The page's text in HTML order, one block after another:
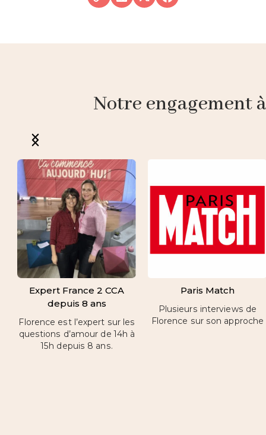
Notre engagement
Expert France 2 CCA
depuis 8 ans
Florence est l’expert sur les
questions d’amour de 14h à
15h depuis 8 ans.
Paris Match
Plusieurs interviews de
Florence sur son approche